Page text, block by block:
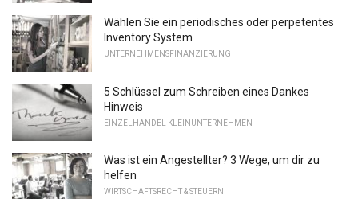
Wählen Sie ein periodisches oder perpetentes
Inventory System
UNTERNEHMENSFINANZIERUNG
5 Schlüssel zum Schreiben eines Dankes
Hinweis
EINZELHANDEL KLEINUNTERNEHMEN
Was ist ein Angestellter? 3 Wege, um dir zu
helfen
WIRTSCHAFTSRECHT & STEUERN